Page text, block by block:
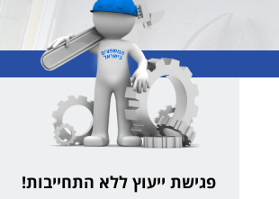
פגישת ייעוץ ללא התחייבות!